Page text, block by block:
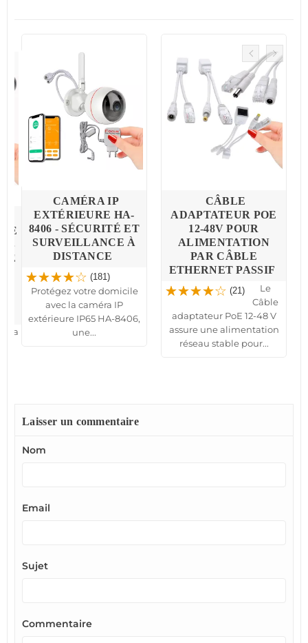
la
CAMÉRA IP
EXTÉRIEURE HA-
8406 - SÉCURITÉ ET
SURVEILLANCE À
DISTANCE
(181)
Protégez votre domicile
avec la caméra IP
extérieure IP65 HA-8406,
une...
CÂBLE
ADAPTATEUR POE
12-48V POUR
ALIMENTATION
PAR CÂBLE
ETHERNET PASSIF
(21)
Le
Câble
adaptateur PoE 12-48 V
assure une alimentation
réseau stable pour...
Laisser un commentaire
Nom
Email
Sujet
Commentaire